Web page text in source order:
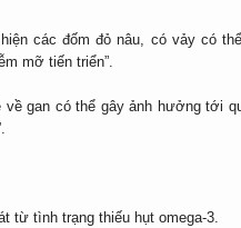
các đốm đỏ nâu, có vảy có
mỡ tiến triển”.
về gan có thể gây ảnh hưởng tới
từ tình trạng thiếu hụt omega-3.